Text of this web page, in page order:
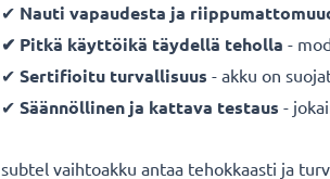
✔ Nauti vapaudesta ja
✔ Pitkä käyttöikä täydellä teholla -
✔ Sertifioitu turvallisuus - akku on
✔ Säännöllinen ja kattava testaus -
subtel vaihtoakku antaa tehokkaasti ja